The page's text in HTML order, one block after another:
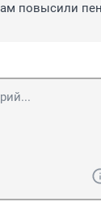
повысили